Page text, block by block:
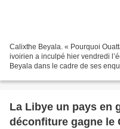
Calixthe Beyala. « Pourquoi
ivoirien a inculpé hier vendredi
Beyala dans le cadre de ses
La Libye un pays en
déconfiture gagne le